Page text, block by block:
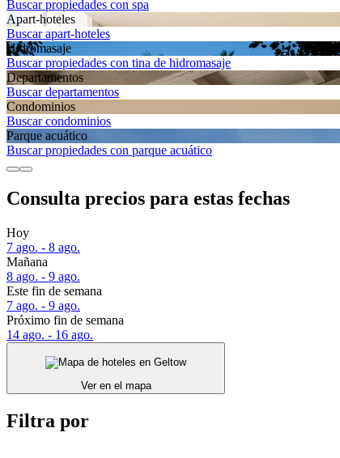
Buscar propiedades con spa
Apart-hoteles
Buscar apart-hoteles
Hidromasaje
Buscar propiedades con tina de hidromasaje
Departa­mentos
Buscar departamentos
Condominios
Buscar condominios
Parque acuático
Buscar propiedades con parque acuático
Consulta precios para estas fechas
Hoy
7 ago. - 8 ago.
Mañana
8 ago. - 9 ago.
Este fin de semana
7 ago. - 9 ago.
Próximo fin de semana
14 ago. - 16 ago.
Ver en el mapa
Filtra por